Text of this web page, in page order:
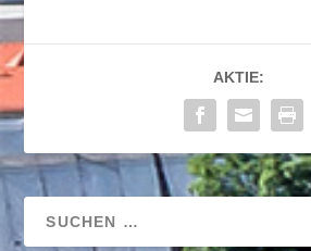
AKTIE: